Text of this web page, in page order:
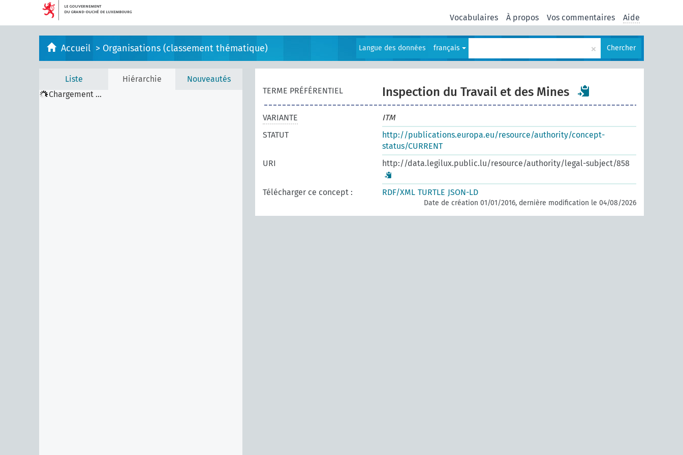
Vocabulaires À propos Vos commentaires Aide
Accueil > Organisations (classement thématique) Langue des données français × Chercher
Liste Hiérarchie
Nouveautés
Chargement ...
TERME PRÉFÉRENTIEL Inspection du Travail et des Mines
VARIANTE
ITM
STATUT
http://publications.europa.eu/resource/authority/concept-
status/CURRENT
URI
http://data.legilux.public.lu/resource/authority/legal-subject/858
Télécharger ce concept : RDF/XML TURTLE JSON-LD
Date de création 01/01/2016, dernière modification le 04/08/2026